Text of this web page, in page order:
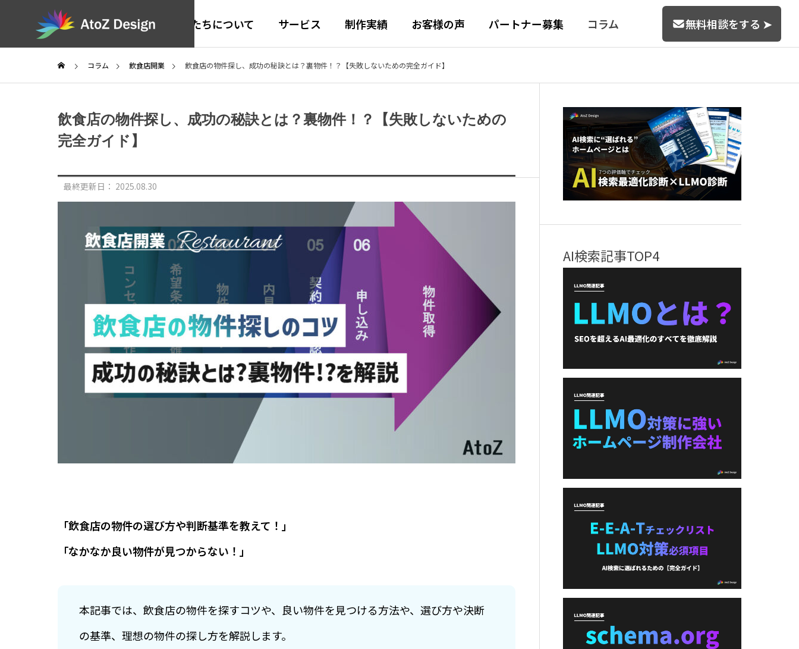
私たちについて サービス 制作実績 お客様の声 パートナー募集 コラム
サービス
LLMO対策のホームページ
制作【AI検索最適化対応】
今あるホームページも、LLMO・
AIOによるAI検索最適化が可能です
ホームページ制作（SEO＋
AIO標準装備）
「ただ作る」ではなく、「売上につ
ながる」ためのサイト
化）
めの集客施策
WORKS
【制作実績】電子実験ノー
ト「Jikken Note」のSaaS
サイトをLLMO対策×SEO
対応でリニューアル
【制作実績】岡山問屋町の
美容室ホームページ制作｜
地域密着で成果を出すLLM
O対策・AIO・SEO・MEO
作｜LLMO・AIO・SEO・
MEOで検索上位達成
コラム 飲食店開業 飲食店の物件探し、成功の秘訣とは？裏物件！？【失敗しないための完全ガイド】
飲食店の物件探し、成功の秘訣とは？裏物件！？【失敗しないための
完全ガイド】
最終更新日： 2025.08.30
「飲食店の物件の選び方や判断基準を教えて！」
「なかなか良い物件が見つからない！」
本記事では、飲食店の物件を探すコツや、良い物件を見つける方法や、選び方や決断
の基準、理想の物件の探し方を解説します。
AI検索記事TOP4
無料相談をする ➤